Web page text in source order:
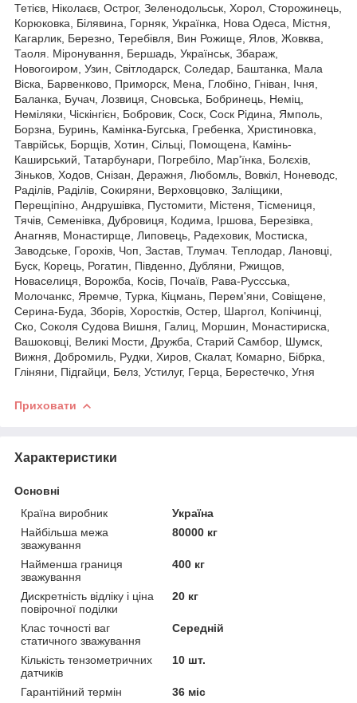
Тетієв, Ніколаєв, Острог, Зеленодольськ, Хорол, Сторожинець,
Корюковка, Білявина, Горняк, Українка, Нова Одеса, Містня,
Кагарлик, Березно, Теребівля, Вин Рожище, Ялов, Жовква,
Таоля. Міронування, Бершадь, Українськ, Збараж,
Новогоиром, Узин, Світлодарск, Соледар, Баштанка, Мала
Віска, Барвенково, Приморск, Мена, Глобіно, Гніван, Ічня,
Баланка, Бучач, Лозвиця, Сновська, Бобринець, Неміц,
Неміляки, Чіскінгієн, Бобровик, Соск, Соск Рідина, Ямполь,
Борзна, Буринь, Камінка-Бугська, Гребенка, Христиновка,
Таврійськ, Борщів, Хотин, Сільці, Помощена, Камінь-
Каширський, Татарбунари, Погребіло, Мар'їнка, Болєхів,
Зіньков, Ходов, Снізан, Деражня, Любомль, Вовкіл, Ноневодс,
Раділів, Раділів, Сокиряни, Верховцовко, Заліщики,
Перещіпіно, Андрушівка, Пустомити, Містеня, Тісмениця,
Тячів, Семенівка, Дубровиця, Кодима, Іршова, Березівка,
Анагняв, Монастирще, Липовець, Радеховик, Мостиска,
Заводське, Горохів, Чоп, Застав, Тлумач. Теплодар, Лановці,
Буск, Корець, Рогатин, Південно, Дубляни, Ржищов,
Новаселиця, Ворожба, Косів, Почаїв, Рава-Руссська,
Молочанкс, Яремче, Турка, Кіцмань, Перем'яни, Совіщене,
Серина-Буда, Зборів, Хоростків, Остер, Шаргол, Копічинці,
Ско, Соколя Судова Вишня, Галиц, Моршин, Монастириска,
Вашоковці, Великі Мости, Дружба, Старий Самбор, Шумск,
Вижня, Добромиль, Рудки, Хиров, Скалат, Комарно, Бібрка,
Гліняни, Підгайци, Белз, Устилуг, Герца, Берестечко, Угня
Приховати
Характеристики
Основні
Країна виробник
Україна
Найбільша межа
зважування
80000 кг
Найменша границя
зважування
400 кг
Дискретність відліку і ціна
повірочної поділки
20 кг
Клас точності ваг
статичного зважування
Середній
Кількість тензометричних
датчиків
10 шт.
Гарантійний термін 36 міс